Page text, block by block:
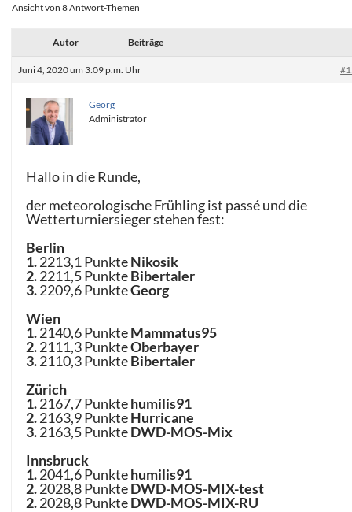
Ansicht von 8 Antwort-Themen
Autor Beiträge
Juni 4, 2020 um 3:09 p.m. Uhr
Georg
Administrator
Hallo in die Runde,
der meteorologische Frühling ist passé und die
Wetterturniersieger stehen fest:
Berlin
1.2213,1 PunkteNikosik
2.2211,5 PunkteBibertaler
3.2209,6 PunkteGeorg
Wien
1.2140,6 PunkteMammatus95
2.2111,3 PunkteOberbayer
3.2110,3 PunkteBibertaler
Zürich
1.2167,7 Punktehumilis91
2.2163,9 PunkteHurricane
3.2163,5 PunkteDWD-MOS-Mix
Innsbruck
1.2041,6 Punktehumilis91
2.2028,8 PunkteDWD-MOS-MIX-test
2.2028,8 PunkteDWD-MOS-MIX-RU